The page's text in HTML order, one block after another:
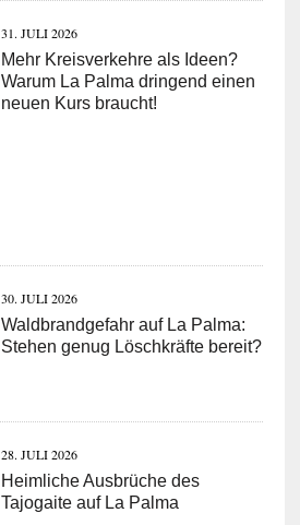
31. JULI 2026
Mehr Kreisverkehre als Ideen?
Warum La Palma dringend einen
neuen Kurs braucht!
30. JULI 2026
Waldbrandgefahr auf La Palma:
Stehen genug Löschkräfte bereit?
28. JULI 2026
Heimliche Ausbrüche des
Tajogaite auf La Palma